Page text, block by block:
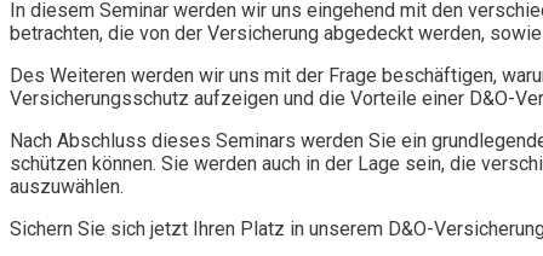
In diesem Seminar werden wir uns eingehend mit den
betrachten, die von der Versicherung abgedeckt werden,
Des Weiteren werden wir uns mit der Frage beschäftigen,
Versicherungsschutz aufzeigen und die Vorteile einer D&O-
Nach Abschluss dieses Seminars werden Sie ein
schützen können. Sie werden auch in der Lage sein, die
auszuwählen.
Sichern Sie sich jetzt Ihren Platz in unserem D&O-